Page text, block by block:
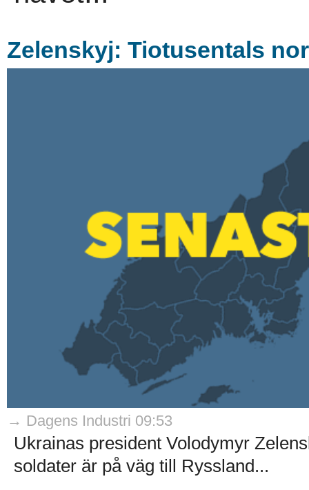
Zelenskyj: Tiotusentals
→ Dagens Industri 09:53
Ukrainas president Volodymyr
soldater är på väg till Ryssland...